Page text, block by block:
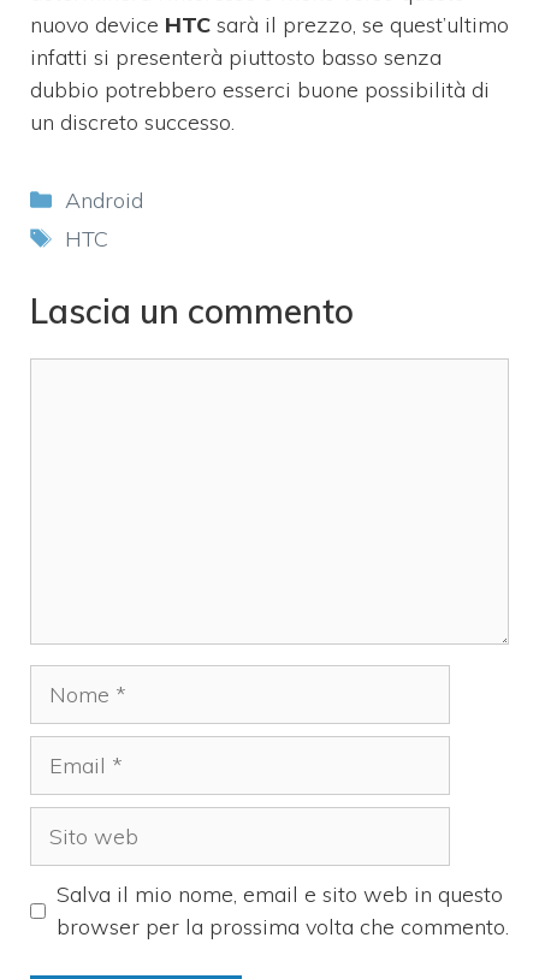
nuovo device HTC sarà il prezzo, se quest’ultimo
infatti si presenterà piuttosto basso senza
dubbio potrebbero esserci buone possibilità di
un discreto successo.
Categorie
Android
Tag
HTC
Lascia un commento
Salva il mio nome, email e sito web in questo
browser per la prossima volta che commento.